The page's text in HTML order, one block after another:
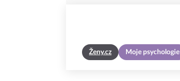
Ženy.cz Moje psychologie